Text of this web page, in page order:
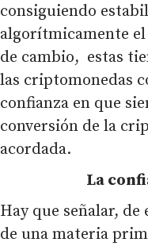
consiguiendo
algorítmicamente
de cambio, estas
las criptomonedas
confianza en que
conversión de la
acordada.
La
Hay que señalar,
de una materia